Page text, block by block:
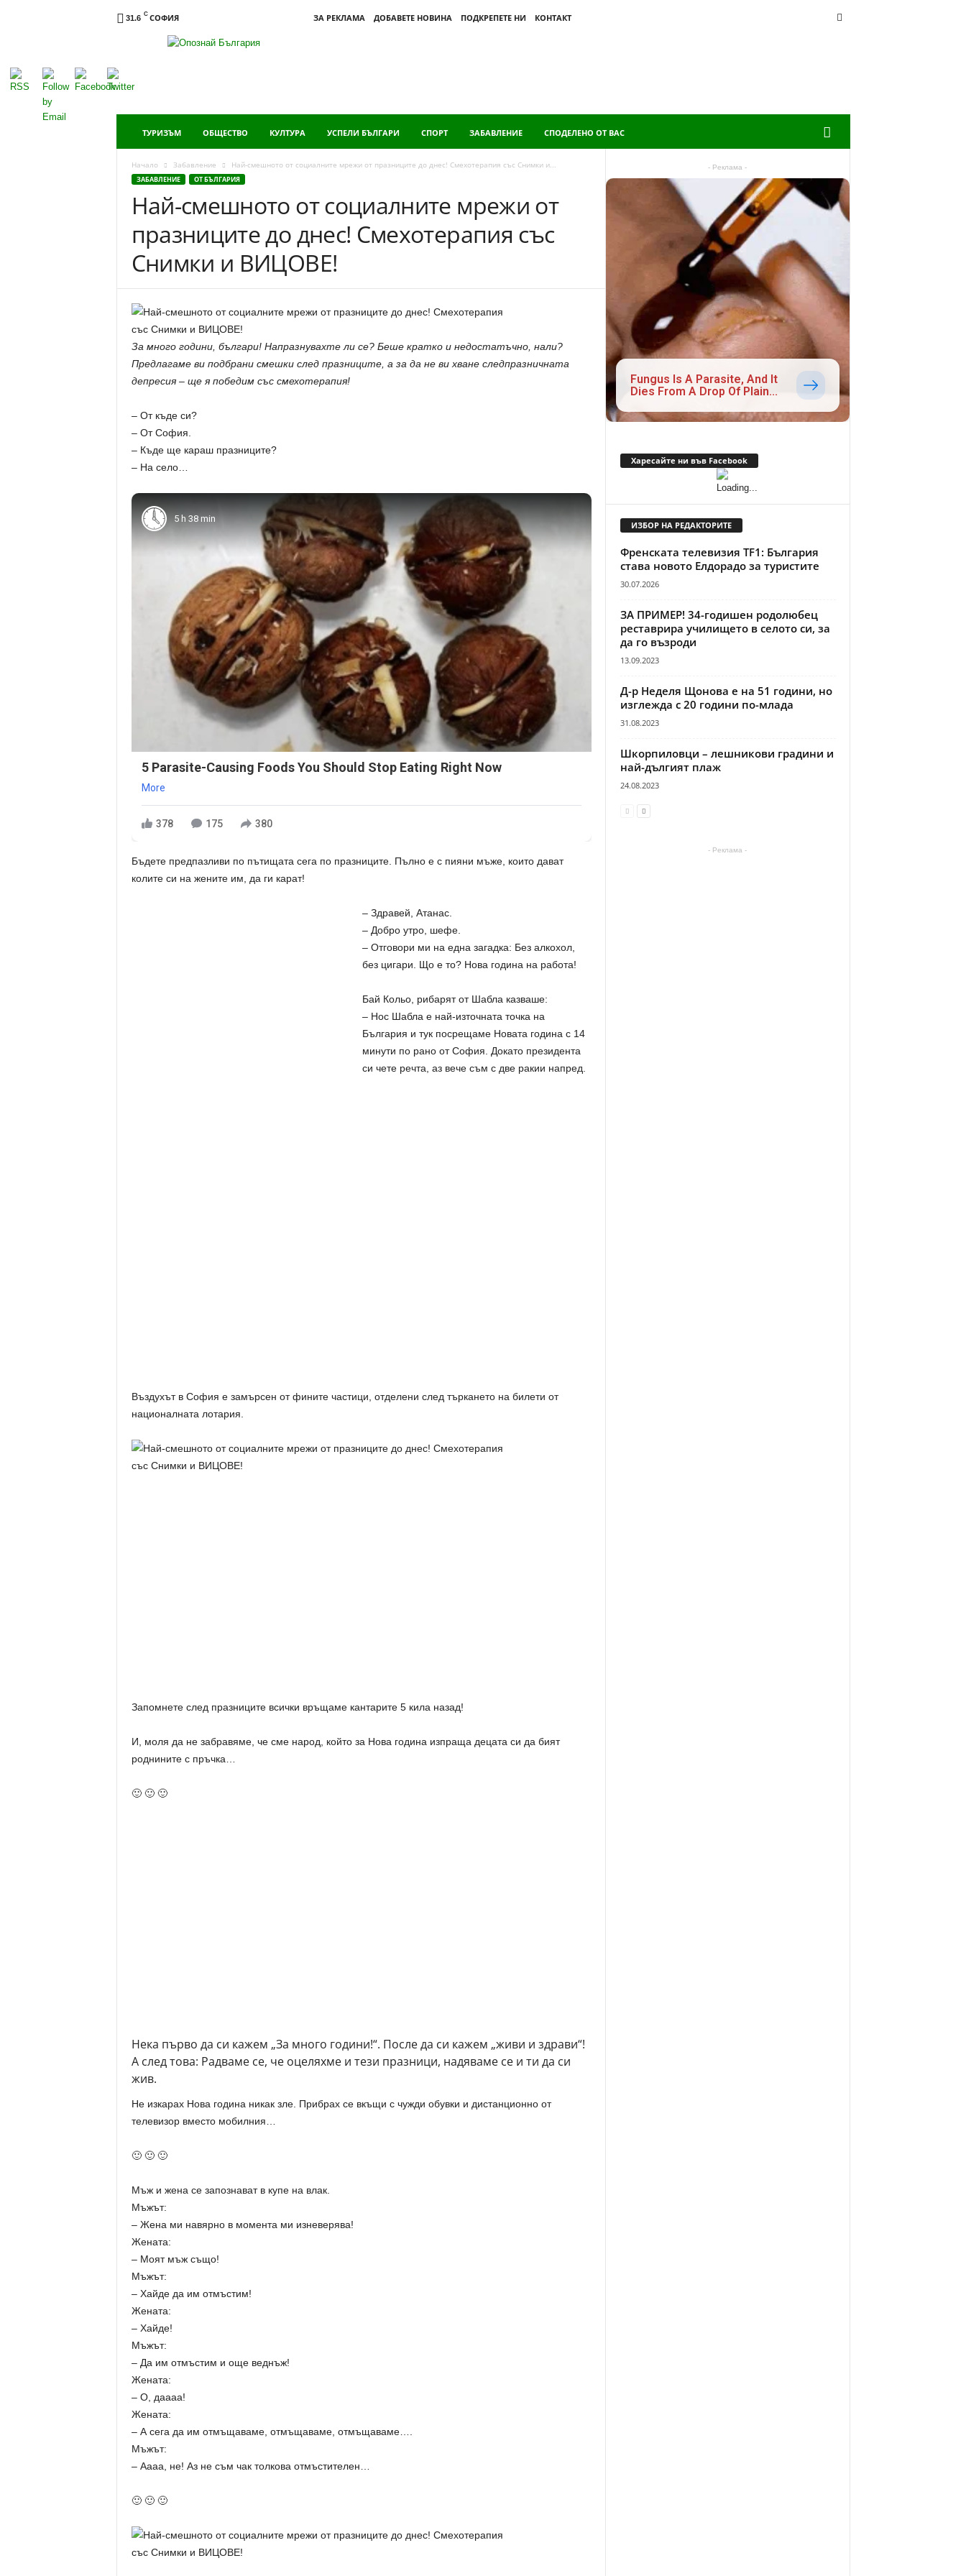
31.6 C СОФИЯ ЗА РЕКЛАМА ДОБАВЕТЕ НОВИНА ПОДКРЕПЕТЕ НИ
КОНТАКТ
ТУРИЗЪМ ОБЩЕСТВО КУЛТУРА УСПЕЛИ БЪЛГАРИ СПОРТ ЗАБАВЛЕНИЕ СПОДЕЛЕНО ОТ ВАС
Начало Забавление Най-смешното от социалните мрежи от празниците до днес! Смехотерапия със Снимки и...
ЗАБАВЛЕНИЕ ОТ БЪЛГАРИЯ
Най-смешното от социалните мрежи от
празниците до днес! Смехотерапия със
Снимки и ВИЦОВЕ!
За много години, българи! Напразнувахте ли се? Беше кратко и недостатъчно, нали?
Предлагаме ви подбрани смешки след празниците, а за да не ви хване следпразничната
депресия – ще я победим със смехотерапия!
– От къде си?
– От София.
– Къде ще караш празниците?
– На село…
5 h 38 min
5 Parasite-Causing Foods You Should Stop Eating Right Now
More
378 175 380
Бъдете предпазливи по пътищата сега по празниците. Пълно е с пияни мъже, които дават
колите си на жените им, да ги карат!
– Здравей, Атанас.
– Добро утро, шефе.
– Отговори ми на една загадка: Без алкохол,
без цигари. Що е то? Нова година на работа!
Бай Кольо, рибарят от Шабла казваше:
– Нос Шабла е най-източната точка на
България и тук посрещаме Новата година с 14
минути по рано от София. Докато президента
си чете речта, аз вече съм с две ракии напред.
Въздухът в София е замърсен от фините частици, отделени след търкането на билети от
националната лотария.
Запомнете след празниците всички връщаме кантарите 5 кила назад!
И, моля да не забравяме, че сме народ, който за Нова година изпраща децата си да бият
роднините с пръчка…
🙂 🙂 🙂
Нека първо да си кажем „За много години!“. После да си кажем „живи и здрави“!
А след това: Радваме се, че оцеляхме и тези празници, надяваме се и ти да си
жив.
Не изкарах Нова година никак зле. Прибрах се вкъщи с чужди обувки и дистанционно от
телевизор вместо мобилния…
🙂 🙂 🙂
Мъж и жена се запознават в купе на влак.
Мъжът:
– Жена ми навярно в момента ми изневерява!
Жената:
– Моят мъж също!
Мъжът:
– Хайде да им отмъстим!
Жената:
– Хайде!
Мъжът:
– Да им отмъстим и още веднъж!
Жената:
– О, даааа!
Жената:
– А сега да им отмъщаваме, отмъщаваме, отмъщаваме….
Мъжът:
– Аааа, не! Аз не съм чак толкова отмъстителен…
🙂 🙂 🙂
- Реклама -
Fungus Is A Parasite, And It
Dies From A Drop Of Plain...
Харесайте ни във Facebook
ИЗБОР НА РЕДАКТОРИТЕ
Френската телевизия TF1: България
става новото Елдорадо за туристите
30.07.2026
ЗА ПРИМЕР! 34-годишен родолюбец
реставрира училището в селото си, за
да го възроди
13.09.2023
Д-р Неделя Щонова е на 51 години, но
изглежда с 20 години по-млада
31.08.2023
Шкорпиловци – лешникови градини и
най-дългият плаж
24.08.2023
- Реклама -